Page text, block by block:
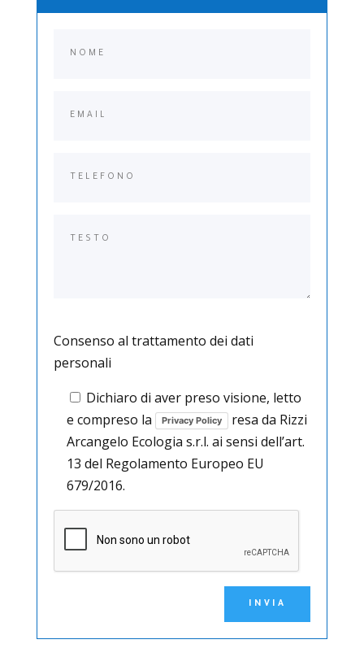
Consenso al trattamento dei dati
personali
Dichiaro di aver preso visione, letto
e compreso la
Privacy Policy resa da Rizzi
Arcangelo Ecologia s.r.l. ai sensi dell’art.
13 del Regolamento Europeo EU
679/2016.